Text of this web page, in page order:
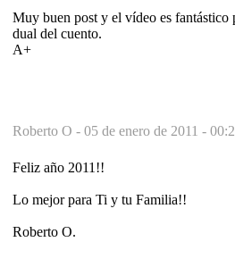
Muy buen post y el vídeo es fantástico
dual del cuento.
A+
Roberto O - 05 de enero de 2011 -
Feliz año 2011!!
Lo mejor para Ti y tu Familia!!
Roberto O.